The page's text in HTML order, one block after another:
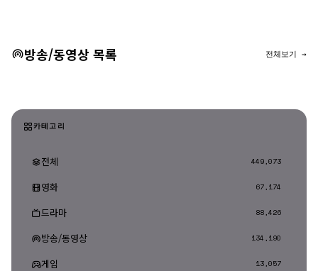
방송/동영상 목록 전체보기 →
카테고리
전체 449,073
영화 67,174
드라마 88,426
방송/동영상 134,190
게임 13,057